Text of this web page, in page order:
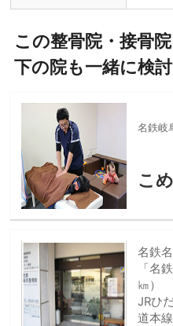
この整骨院・接骨
下の院も一緒に検
名鉄岐
こ
名鉄
「名
㎞）
JRひ
道本